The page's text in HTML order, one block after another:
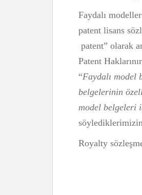
Faydalı
patent lisans
patent” olarak
Patent
“Faydalı model
belgelerinin
model belgeleri
Royalty